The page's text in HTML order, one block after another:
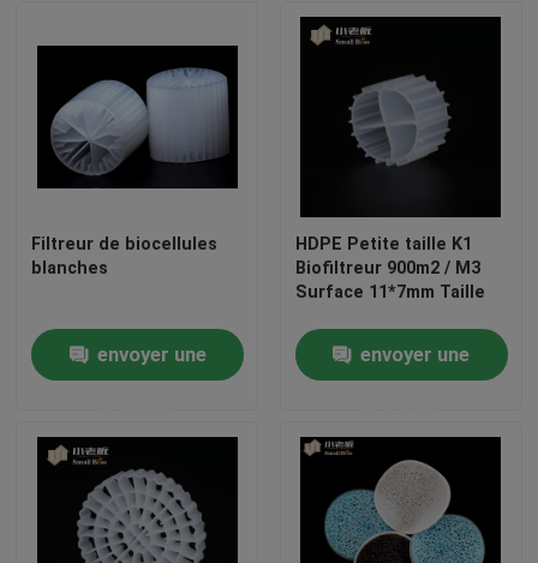
Maison
Produits
Au sujet de nous
Filtreur de biocellules
blanches
envoyer une
HDPE Petite taille K1
Biofiltreur 900m2 / M3
Surface 11*7mm Taille
envoyer une